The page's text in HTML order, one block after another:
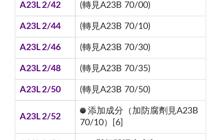
A23L 2/42 (轉見A23B 70/00)
A23L 2/44 (轉見A23B 70/10)
A23L 2/46 (轉見A23B 70/30)
A23L 2/48 (轉見A23B 70/35)
A23L 2/50 (轉見A23B 70/50)
A23L 2/52
添加成分（加防腐劑見A23B
70/10）[6]